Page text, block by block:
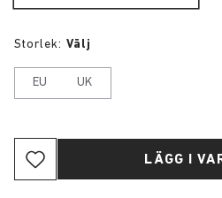
Storlek: Välj
EU UK
LÄGG I